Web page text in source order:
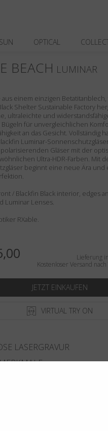
SUN OPTICAL
einem einzigen Betatitanblech,
Shelter Sustainable Factory
ultraleichte und
für unvergleichlichen
an das Gesicht. Vollständig
Luminar-
Gläser mit der
Ultra-HDR-Farben. Mit
beginnt eine neue Ära
/ Blackfin Black interior, edges
Luminar Lenses.
RXable.
Lieferung
Kostenloser Versand
JETZT EINKAUFEN
VIRTUAL TRY ON
LASERGRAVUR
BEACH LUMINAR